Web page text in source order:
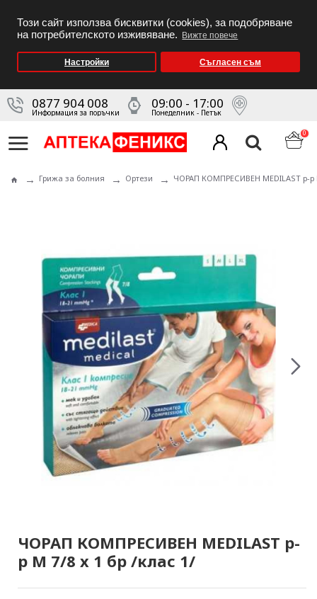
Този сайт използва бисквитки (cookies), за подобряване
на потребителското изживяване.
Вижте повече
Настройки Съгласен съм
0877 904 008
Информация за поръчки
09:00 - 17:00
Понеделник - Петък
0
Грижа за болния Ортези ЧОРАП КОМПРЕСИВЕН MEDILAST р-р
ЧОРАП КОМПРЕСИВЕН MEDILAST р-
р М 7/8 х 1 бр /клас 1/